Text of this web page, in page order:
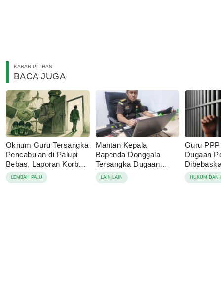
KABAR PILIHAN
BACA JUGA
Oknum Guru Tersangka
Pencabulan di Palupi
Bebas, Laporan Korban
Berujung Damai
LEMBAH PALU
Mantan Kepala
Bapenda Donggala
Tersangka Dugaan
Korupsi Pajak Tambang
LAIN LAIN
Guru
Dugaan
Sebut
Keluarga
HUKUM DAN